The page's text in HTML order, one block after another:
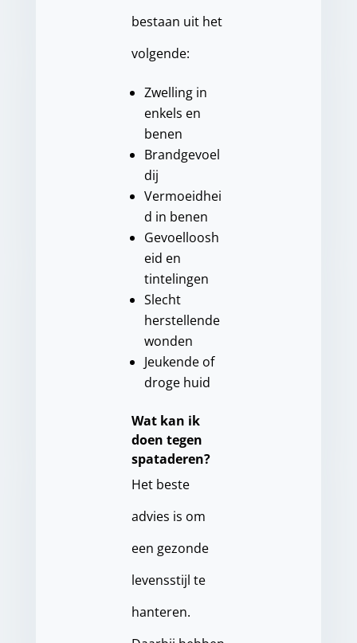
bestaan uit het
volgende:
Zwelling in
enkels en
benen
Brandgevoel
dij
Vermoeidhei
d in benen
Gevoelloosh
eid en
tintelingen
Slecht
herstellende
wonden
Jeukende of
droge huid
Wat kan ik
doen tegen
spataderen?
Het beste
advies is om
een gezonde
levensstijl te
hanteren.